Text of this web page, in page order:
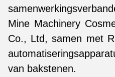
Mine Machinery
Co., Ltd, samen met
van bakstenen.